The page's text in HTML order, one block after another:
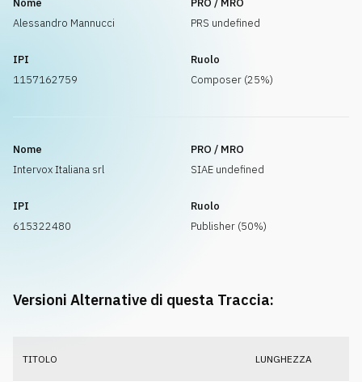
Nome
Alessandro Mannucci
PRO / MRO
PRS undefined
IPI
1157162759
Ruolo
Composer (25%)
Nome
Intervox Italiana srl
PRO / MRO
SIAE undefined
IPI
615322480
Ruolo
Publisher (50%)
Versioni Alternative di questa Traccia:
TITOLO LUNGHEZZA